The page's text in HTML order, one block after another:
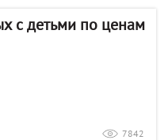
с детьми по ценам
7842